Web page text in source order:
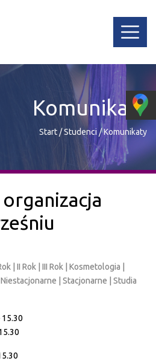
Komunikaty
Start/Studenci /Komunikaty
| II Rok | III Rok | Kosmetologia |
| Stacjonarne | Studia